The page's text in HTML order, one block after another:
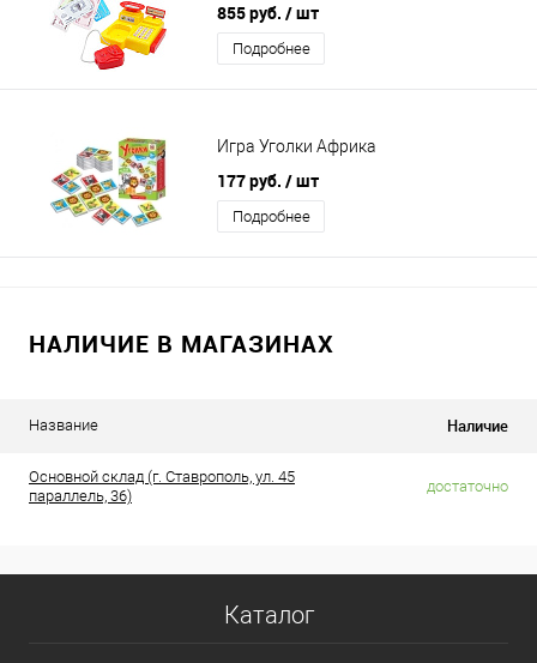
855 руб. / шт
Подробнее
Игра Уголки Африка
177 руб. / шт
Подробнее
НАЛИЧИЕ В МАГАЗИНАХ
Название Наличие
Основной склад (г. Ставрополь, ул. 45
параллель, 36)
достаточно
Каталог